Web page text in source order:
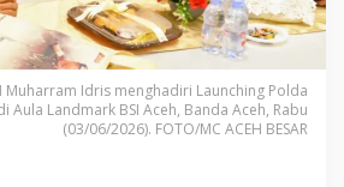
P
n
Muharram Idris menghadiri Launching Polda
Aula Landmark BSI Aceh, Banda Aceh, Rabu
(03/06/2026). FOTO/MC ACEH BESAR